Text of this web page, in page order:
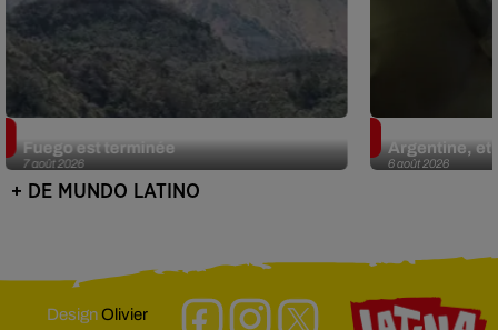
7 août 2026
Fuego est terminée
6 août 2026
Argentine, et
+ DE MUNDO LATINO
DesignOlivier